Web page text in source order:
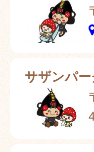
サザンパ